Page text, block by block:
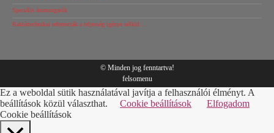
Speciális árumozgatók
Raktártechnikai referenciák a teljesség igénye nélkül…
© Minden jog fenntartva!
felsomenu
Ez a weboldal sütik használatával javítja a felhasználói élményt. A
beállítások közül választhat.
Cookie beállítások
Elfogadom
Cookie beállítások